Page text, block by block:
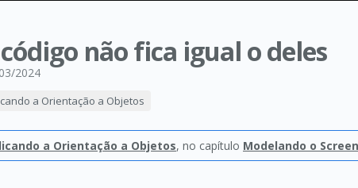
não fica igual o deles
2024
a Orientação a Objetos
a Orientação a Objetos, no capítulo Modelando o